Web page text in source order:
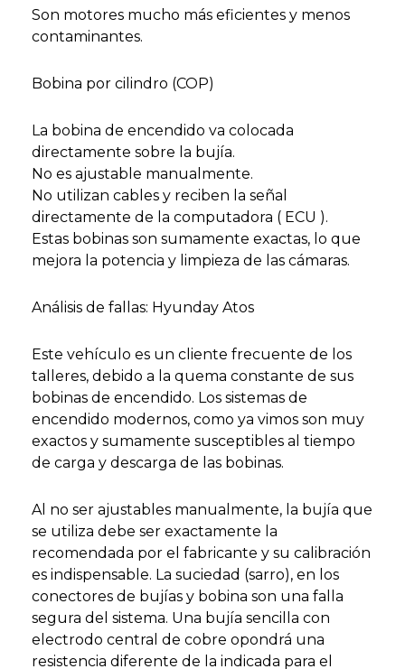
Son motores mucho más eficientes y menos
contaminantes.
Bobina por cilindro (COP)
La bobina de encendido va colocada
directamente sobre la bujía.
No es ajustable manualmente.
No utilizan cables y reciben la señal
directamente de la computadora ( ECU ).
Estas bobinas son sumamente exactas, lo que
mejora la potencia y limpieza de las cámaras.
Análisis de fallas: Hyunday Atos
Este vehículo es un cliente frecuente de los
talleres, debido a la quema constante de sus
bobinas de encendido. Los sistemas de
encendido modernos, como ya vimos son muy
exactos y sumamente susceptibles al tiempo
de carga y descarga de las bobinas.
Al no ser ajustables manualmente, la bujía que
se utiliza debe ser exactamente la
recomendada por el fabricante y su calibración
es indispensable. La suciedad (sarro), en los
conectores de bujías y bobina son una falla
segura del sistema. Una bujía sencilla con
electrodo central de cobre opondrá una
resistencia diferente de la indicada para el